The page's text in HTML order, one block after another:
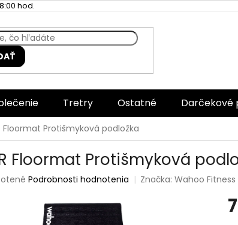
hod.
Tretry Ostatné Darčekové
Floormat Protišmyková podložka
Floormat Protišmyková
Podrobnosti hodnotenia Značka:Wahoo Fitness